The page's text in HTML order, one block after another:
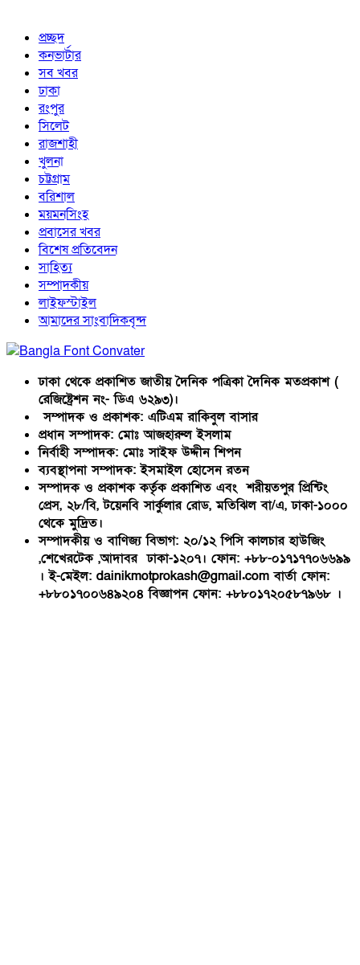
প্রচ্ছদ
কনভার্টার
সব খবর
ঢাকা
রংপুর
সিলেট
রাজশাহী
খুলনা
চট্টগ্রাম
বরিশাল
ময়মনসিংহ
প্রবাসের খবর
বিশেষ প্রতিবেদন
সাহিত্য
সম্পাদকীয়
লাইফস্টাইল
আমাদের সাংবাদিকবৃন্দ
ঢাকা থেকে প্রকাশিত জাতীয় দৈনিক পত্রিকা দৈনিক মতপ্রকাশ (
রেজিষ্ট্রেশন নং- ডিএ ৬২৯৩)।
সম্পাদক ও প্রকাশক: এটিএম রাকিবুল বাসার
প্রধান সম্পাদক: মোঃ আজহারুল ইসলাম
নির্বাহী সম্পাদক: মোঃ সাইফ উদ্দীন শিপন
ব্যবস্থাপনা সম্পাদক: ইসমাইল হোসেন রতন
সম্পাদক ও প্রকাশক কর্তৃক প্রকাশিত এবং শরীয়তপুর প্রিন্টিং
প্রেস, ২৮/বি, টয়েনবি সার্কুলার রোড, মতিঝিল বা/এ, ঢাকা-১০০০
থেকে মুদ্রিত।
সম্পাদকীয় ও বাণিজ্য বিভাগ: ২০/১২ পিসি কালচার হাউজিং
,শেখেরটেক ,আদাবর ঢাকা-১২০৭। ফোন: +৮৮-০১৭১৭৭০৬৬৯৯
। ই-মেইল: dainikmotprokash@gmail.com বার্তা ফোন:
+৮৮০১৭০০৬৪৯২০৪ বিজ্ঞাপন ফোন: +৮৮০১৭২০৫৮৭৯৬৮ ।